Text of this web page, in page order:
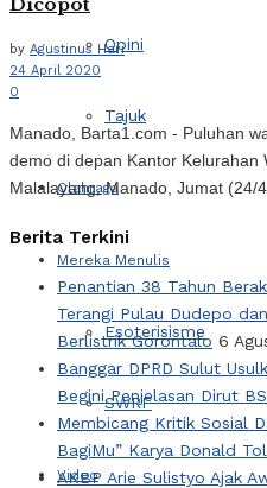
Opini
Tajuk
Olahraga
Mereka Menulis
Esoterisisme
SWRF
Video
by Agustinus Hari
24 April 2020
0
Manado, Barta1.com - Puluhan
demo di depan Kantor Kelurahan
Malalayang, Manado, Jumat (24/
Berita Terkini
Penantian 38 Tahun
Terangi Pulau Dudepo
Berlistrik Gorontalo 6
Banggar DPRD Sulut
Begini Penjelasan Dirut
Membicang Kritik Sosial
BagiMu” Karya Donald
AKBP Arie Sulistyo Ajak